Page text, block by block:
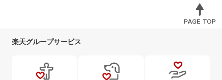
楽天グループサービス